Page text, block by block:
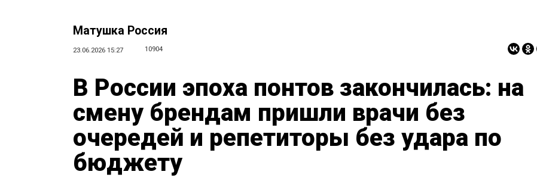
Матушка Россия
23.06.2026 15:27 10904
В России эпоха понтов закончилась: на
смену брендам пришли врачи без
очередей и репетиторы без удара по
бюджету